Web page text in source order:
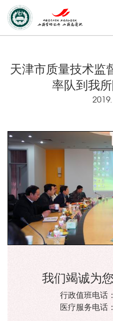
天津市质量技术监
率队到我
我们竭诚为
行政值班电话：
医疗服务电话：